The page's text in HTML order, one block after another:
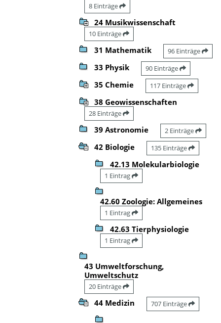
8 Einträge
24 Musikwissenschaft
10 Einträge
31 Mathematik 96 Einträge
33 Physik 90 Einträge
35 Chemie 117 Einträge
38 Geowissenschaften
28 Einträge
39 Astronomie 2 Einträge
42 Biologie 135 Einträge
42.13 Molekularbiologie
1 Eintrag
42.60 Zoologie: Allgemeines
1 Eintrag
42.63 Tierphysiologie
1 Eintrag
43 Umweltforschung,
Umweltschutz
20 Einträge
44 Medizin 707 Einträge